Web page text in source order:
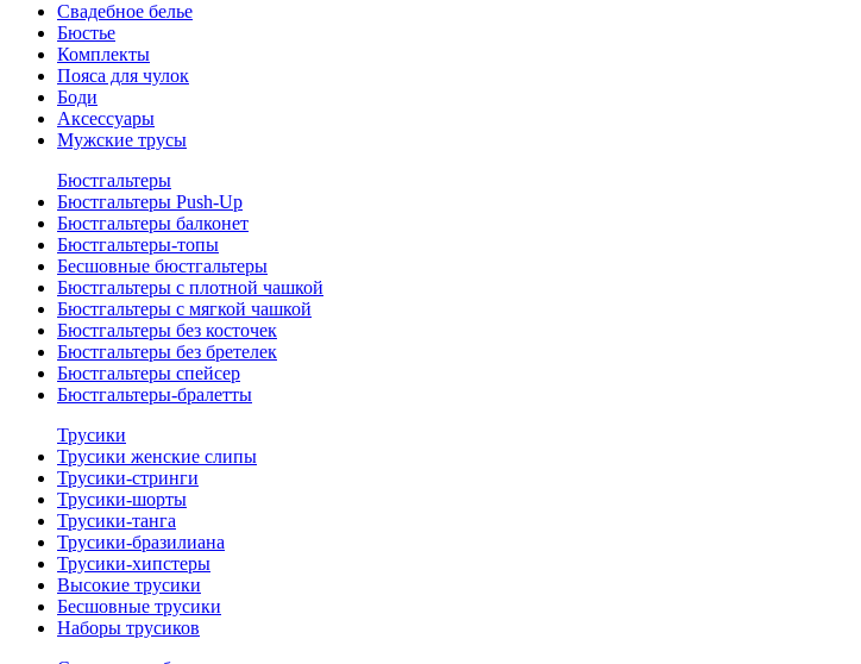
Свадебное белье
Бюстье
Комплекты
Пояса для чулок
Боди
Аксессуары
Мужские трусы
Бюстгальтеры
Бюстгальтеры Push-Up
Бюстгальтеры балконет
Бюстгальтеры-топы
Бесшовные бюстгальтеры
Бюстгальтеры с плотной чашкой
Бюстгальтеры с мягкой чашкой
Бюстгальтеры без косточек
Бюстгальтеры без бретелек
Бюстгальтеры спейсер
Бюстгальтеры-бралетты
Трусики
Трусики женские слипы
Трусики-стринги
Трусики-шорты
Трусики-танга
Трусики-бразилиана
Трусики-хипстеры
Высокие трусики
Бесшовные трусики
Наборы трусиков